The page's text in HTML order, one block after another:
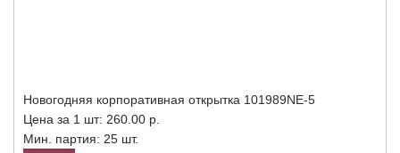
Новогодняя корпоративная открытка 101989NE-5
Цена за 1 шт: 260.00 р.
Мин. партия: 25 шт.